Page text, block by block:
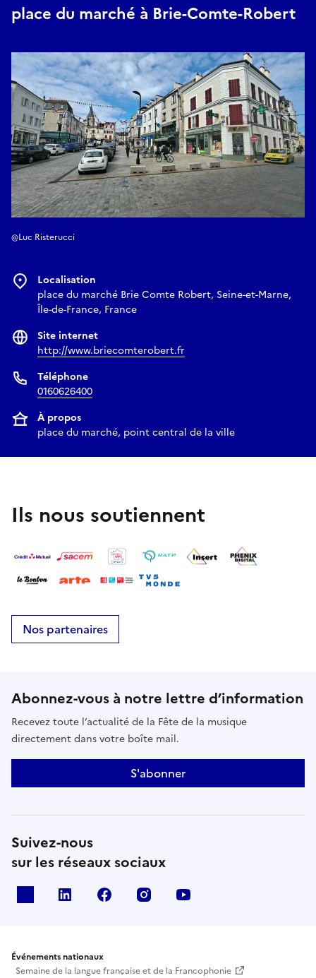
place du marché à Brie-Comte-Robert
@Luc Risterucci
Localisation
place du marché Brie Comte Robert, Seine-et-Marne,
Île-de-France, France
Site internet
http://www.briecomterobert.fr
Téléphone
0160626400
À propos
place du marché, point central de la ville
Ils nous soutiennent
Nos partenaires
Abonnez-vous à notre lettre d’information
Recevez toute l’actualité de la Fête de la musique
directement dans votre boîte mail.
S'abonner
Suivez-nous
sur les réseaux sociaux
Linkedin Facebook Instagram
Événements nationaux
Semaine de la langue française et de la Francophonie